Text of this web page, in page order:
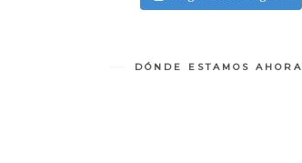
DÓNDE ESTAMOS AHORA